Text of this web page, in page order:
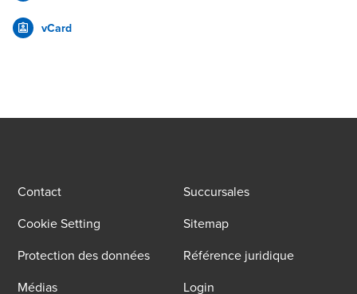
vCard
Contact
Succursales
Cookie Setting
Sitemap
Protection des données
Référence juridique
Médias
Login